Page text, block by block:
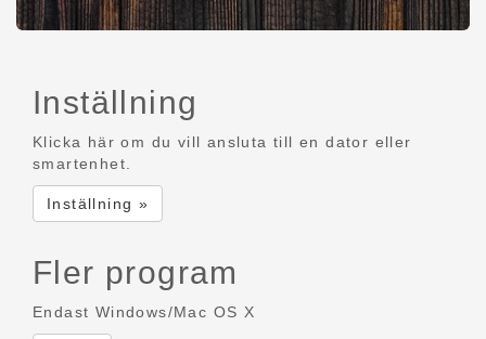
Inställning
Klicka här om du vill ansluta till en dator eller
smartenhet.
Inställning »
Fler program
Endast Windows/Mac OS X